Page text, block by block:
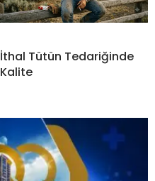
İthal Tütün Tedariğinde
Kalite